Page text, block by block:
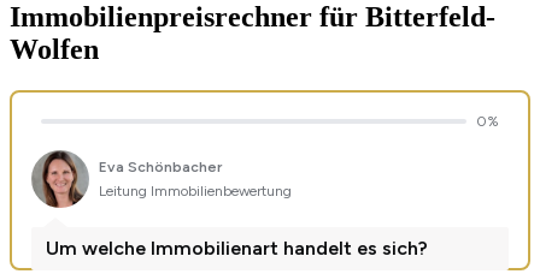
Immobilienpreisrechner für Bitterfeld-
Wolfen